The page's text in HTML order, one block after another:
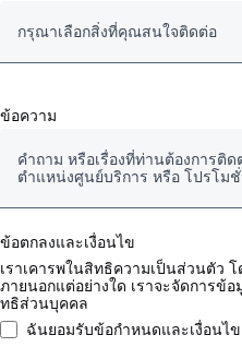
กรุณาเลือกสิ่งที่คุณสนใจติดต่อ
อะไหล่แท้ งานซ่อมและบำรุงรักษา
สัญญางานบริการ
ข้อความ
ข้อตกลงและเงื่อนไข
เราเคารพในสิทธิความเป็นส่วนตัว
ภายนอกแต่อย่างใด เราจะจัดการข้
ทธิส่วนบุคคล
ฉันยอมรับข้อกำหนดและเงื่อนไข